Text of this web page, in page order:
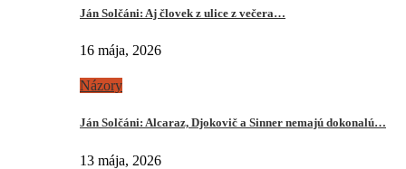
Ján Solčáni: Aj človek z ulice z večera…
16 mája, 2026
Názory
Ján Solčáni: Alcaraz, Djokovič a Sinner nemajú dokonalú…
13 mája, 2026